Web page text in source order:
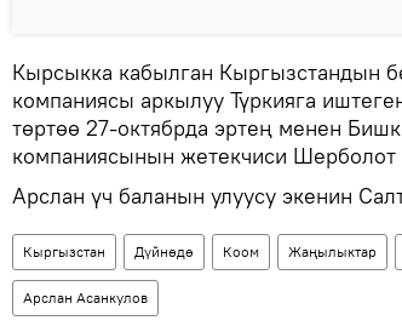
Кырсыкка кабылган Кыргызстандын
компаниясы аркылуу Түркияга
төртөө 27-октябрда эртең менен
компаниясынын жетекчиси Шерболот
Арслан үч баланын улуусу экенин
Кыргызстан Дүйнөдө Коом Жаңылыктар
Арслан Асанкулов